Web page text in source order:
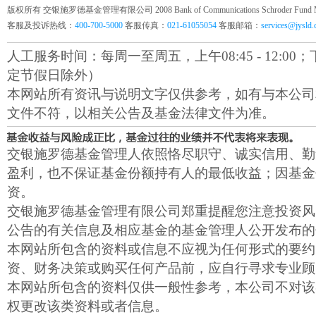
版权所有 交银施罗德基金管理有限公司 2008 Bank of Communications Schroder Fund
客服及投诉热线： 400-700-5000 客服传真： 021-61055054 客服邮箱：
人工服务时间：每周一至周五，上午08:45 - 12:00；
定节假日除外）
本网站所有资讯与说明文字仅供参考，如有与本公
文件不符，以相关公告及基金法律文件为准。
交银施罗德基金管理人依照恪尽职守、诚实信用、
盈利，也不保证基金份额持有人的最低收益；因基
资。
交银施罗德基金管理有限公司郑重提醒您注意投资
公告的有关信息及相应基金的基金管理人公开发布
本网站所包含的资料或信息不应视为任何形式的要
资、财务决策或购买任何产品前，应自行寻求专业
本网站所包含的资料仅供一般性参考，本公司不对
权更改该类资料或者信息。